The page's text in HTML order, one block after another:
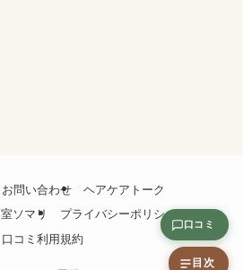
お問い合わせ
ヘアケアトーク
ソマリ
プライバシーポリシー
口コミ利用規約
口コミ
目次